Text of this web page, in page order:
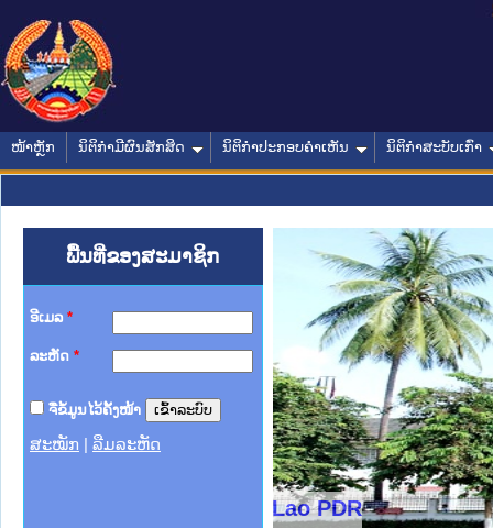
ໜ້າຫຼັກ ນິຕິກໍາມີຜົນສັກສິດ ນິຕິກໍາປະກອບຄໍາເຫັນ ນິຕິກໍາສະບັບເກົ່າ
ພື້ນທີ່ຂອງສະມາຊິກ
ອີເມລ *
ລະຫັດ *
ຈື່ຂໍ້ມູນໄວ້ຄັ້ງໜ້າ
ສະໝັກ ລືມລະຫັດ